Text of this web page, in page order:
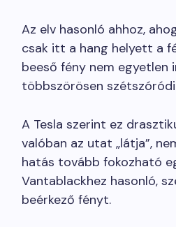
Az elv hasonló ahhoz,
csak itt a hang helyett a
beeső fény nem egyetlen
többszörösen
A Tesla szerint ez
valóban az utat „látja”,
hatás tovább fokozható
Vantablackhez hasonló,
beérkező fényt.